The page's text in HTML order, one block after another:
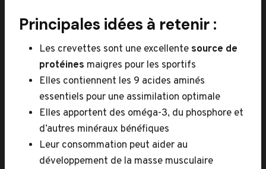
Principales idées à retenir :
Les crevettes sont une excellente source de
protéines maigres pour les sportifs
Elles contiennent les 9 acides aminés
essentiels pour une assimilation optimale
Elles apportent des oméga-3, du phosphore et
d’autres minéraux bénéfiques
Leur consommation peut aider au
développement de la masse musculaire